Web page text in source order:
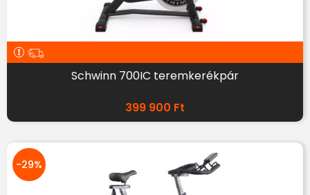
Schwinn 700IC teremkerékpár
399 900 Ft
-29%